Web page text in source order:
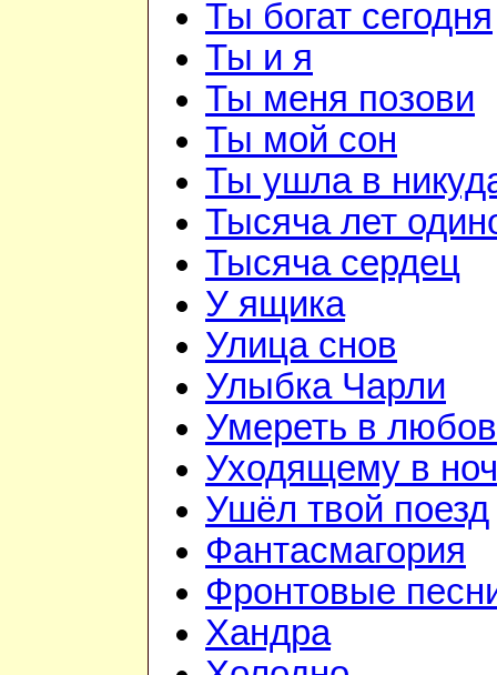
Ты богат сегодня
Ты и я
Ты меня позови
Ты мой сон
Ты ушла в
Тысяча лет
Тысяча сердец
У ящика
Улица снов
Улыбка Чарли
Умереть в
Уходящему в
Ушёл твой поезд
Фантасмагория
Фронтовые
Хандра